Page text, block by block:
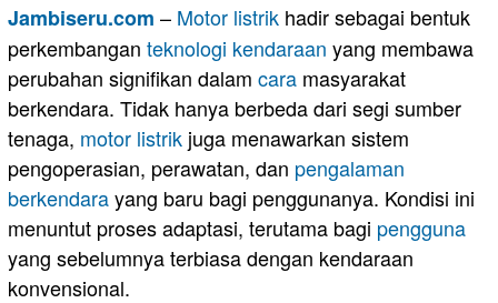
Jambiseru.com – Motor listrik hadir sebagai bentuk
perkembangan teknologi kendaraan yang membawa
perubahan signifikan dalam cara masyarakat
berkendara. Tidak hanya berbeda dari segi sumber
tenaga, motor listrik juga menawarkan sistem
pengoperasian, perawatan, dan pengalaman
berkendarayang baru bagi penggunanya. Kondisi ini
menuntut proses adaptasi, terutama bagi pengguna
yang sebelumnya terbiasa dengan kendaraan
konvensional.